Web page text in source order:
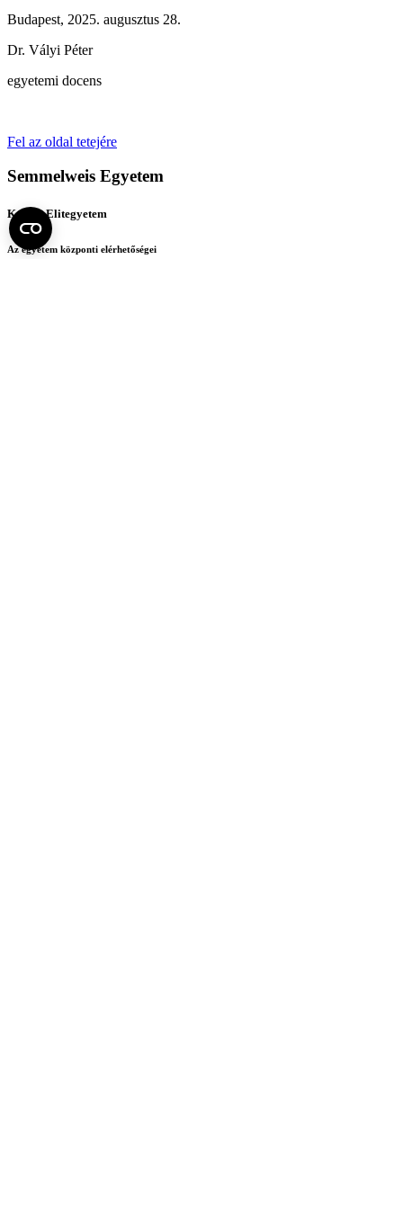
Budapest, 2025. augusztus 28.
Dr. Vályi Péter
egyetemi docens
Fel az oldal tetejére
Semmelweis Egyetem
Kutató-Elitegyetem
Az egyetem központi elérhetőségei